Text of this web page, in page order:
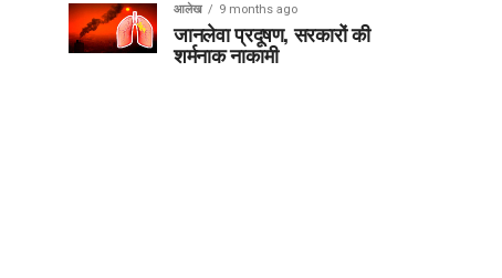
आलेख 9 months ago
जानलेवा प्रदूषण, सरकारों की
शर्मनाक नाकामी